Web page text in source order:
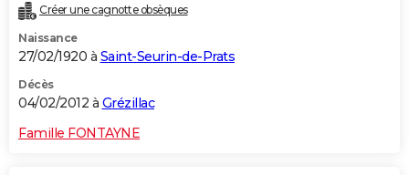
Créer une cagnotte obsèques
Naissance
27/02/1920 à Saint-Seurin-de-Prats
Décès
04/02/2012 à Grézillac
Famille FONTAYNE